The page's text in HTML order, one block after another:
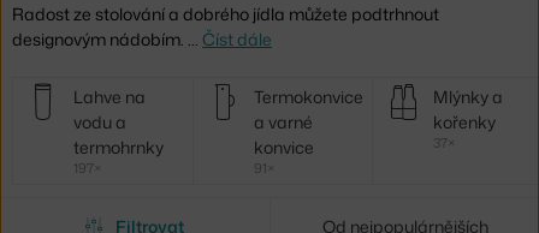
Radost ze stolování a dobrého jídla můžete podtrhnout
designovým nádobím. … Číst dále
Další
kategorie
Lahve na
vodu a
termohrnky
197×
Termokonvice
a varné
konvice
91×
Mlýnky a
kořenky
37×
Filtrovat Od nejpopulárnějších